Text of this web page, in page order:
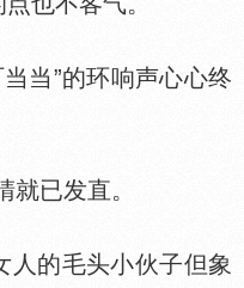
当”的环响声心心终
已发直。
的毛头小伙子但象